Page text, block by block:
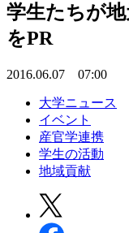
学生たちが
をPR
2016.06.07 07:00
大学ニュース
イベント
産官学連携
学生の活動
地域貢献